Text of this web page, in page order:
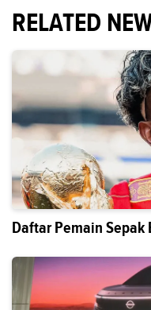
RELATED
Daftar Pemain